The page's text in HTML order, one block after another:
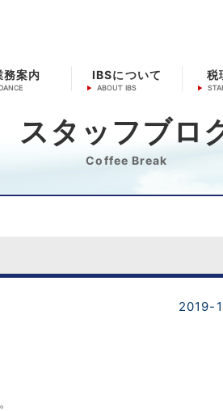
務案内 IBSについて 税
スタッフブロ
Coffee Break
2019-